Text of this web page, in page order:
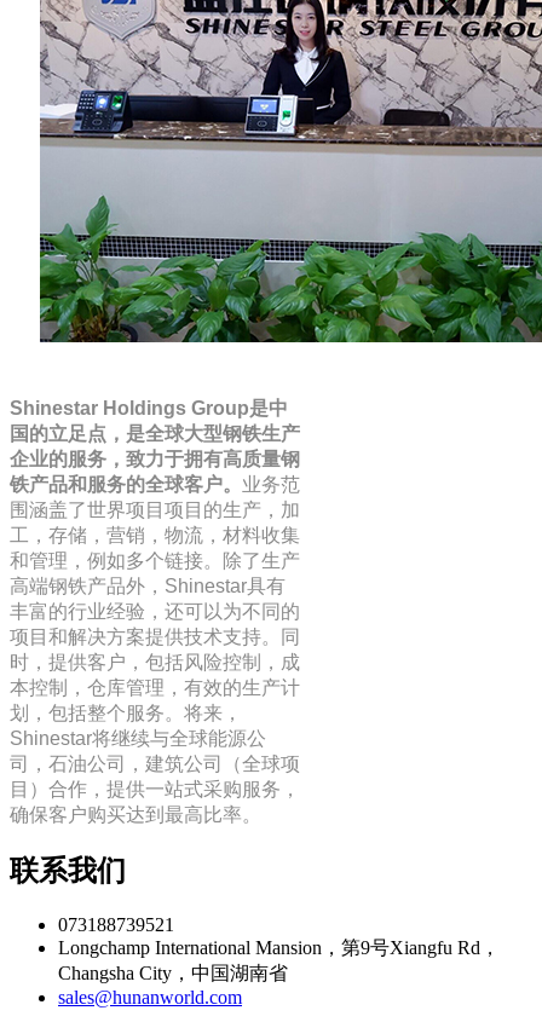
Shinestar Holdings Group是中
国的立足点，是全球大型钢铁生产
企业的服务，致力于拥有高质量钢
铁产品和服务的全球客户。 业务范
围涵盖了世界项目项目的生产，加
工，存储，营销，物流，材料收集
和管理，例如多个链接。除了生产
高端钢铁产品外，Shinestar具有
丰富的行业经验，还可以为不同的
项目和解决方案提供技术支持。同
时，提供客户，包括风险控制，成
本控制，仓库管理，有效的生产计
划，包括整个服务。将来，
Shinestar将继续与全球能源公
司，石油公司，建筑公司（全球项
目）合作，提供一站式采购服务，
确保客户购买达到最高比率。
联系我们
073188739521
Longchamp International Mansion，第9号Xiangfu Rd，
Changsha City，中国湖南省
sales@hunanworld.com